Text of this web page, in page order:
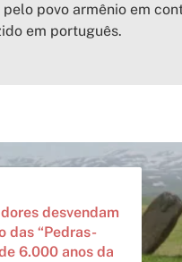
pelo povo armênio em
em português.
desvendam
das “Pedras-
6.000 anos da